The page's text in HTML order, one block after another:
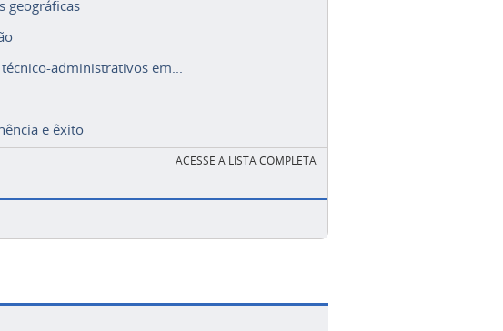
geográficas
administrativos em...
e êxito
ACESSE A LISTA COMPLETA